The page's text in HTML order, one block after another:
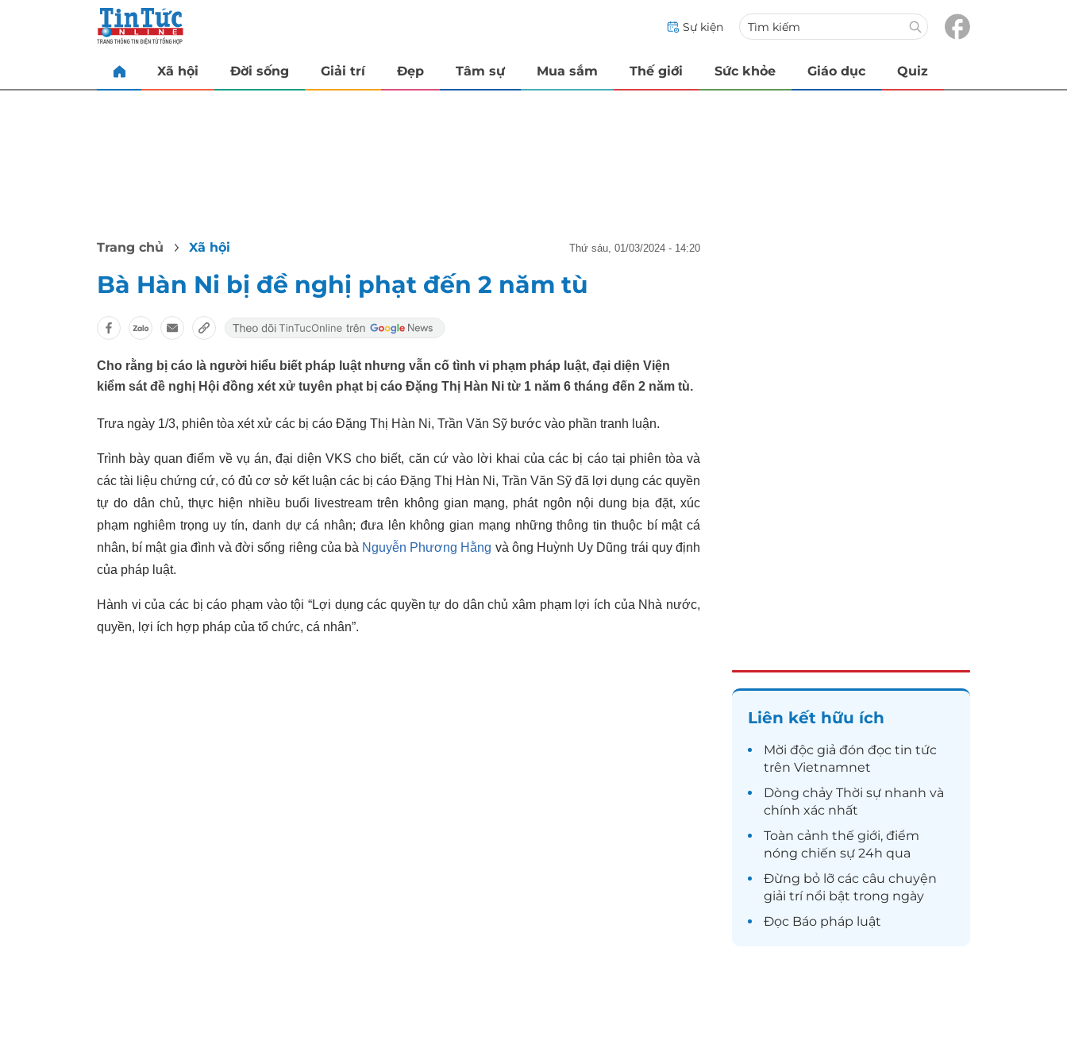
Sự kiện
Xã hội Đời sống Giải trí Đẹp Tâm sự Mua sắm Thế giới Sức khỏe Giáo dục Quiz
Trang chủ Xã hội thứ sáu, 01/03/2024 - 14:20
Bà Hàn Ni bị đề nghị phạt đến 2 năm tù
Cho rằng bị cáo là người hiểu biết pháp luật nhưng vẫn cố tình vi phạm pháp luật, đại diện Viện
kiểm sát đề nghị Hội đồng xét xử tuyên phạt bị cáo Đặng Thị Hàn Ni từ 1 năm 6 tháng đến 2 năm tù.
Trưa ngày 1/3, phiên tòa xét xử các bị cáo Đặng Thị Hàn Ni, Trần Văn Sỹ bước vào phần tranh luận.
Trình bày quan điểm về vụ án, đại diện VKS cho biết, căn cứ vào lời khai của các bị cáo tại phiên tòa và
các tài liệu chứng cứ, có đủ cơ sở kết luận các bị cáo Đặng Thị Hàn Ni, Trần Văn Sỹ đã lợi dụng các quyền
tự do dân chủ, thực hiện nhiều buổi livestream trên không gian mạng, phát ngôn nội dung bịa đặt, xúc
phạm nghiêm trọng uy tín, danh dự cá nhân; đưa lên không gian mạng những thông tin thuộc bí mật cá
nhân, bí mật gia đình và đời sống riêng của bà Nguyễn Phương Hằng và ông Huỳnh Uy Dũng trái quy định
của pháp luật.
Hành vi của các bị cáo phạm vào tội “Lợi dụng các quyền tự do dân chủ xâm phạm lợi ích của Nhà nước,
quyền, lợi ích hợp pháp của tổ chức, cá nhân”.
Liên kết hữu ích
Mời độc giả đón đọc tin tức
trên Vietnamnet
Dòng chảy Thời sự nhanh và
chính xác nhất
Toàn cảnh thế giới, điểm
nóng chiến sự 24h qua
Đừng bỏ lỡ các câu chuyện
giải trínổi bật trong ngày
Đọc Báo pháp luật